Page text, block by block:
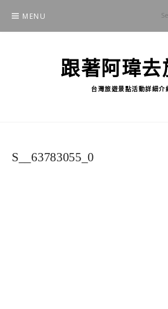
content
MENU
跟著阿瑋去
台灣旅遊景點活動詳細介
S__63783055_0